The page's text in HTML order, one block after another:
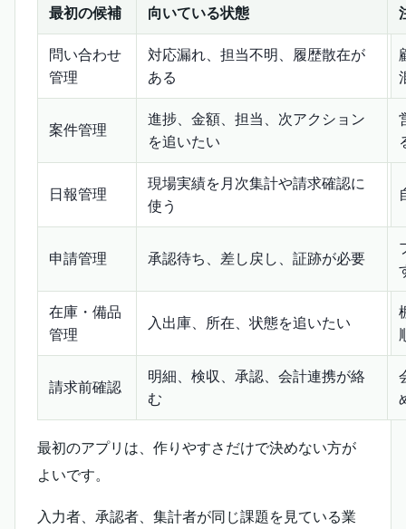
最初の候補 向いている状態
問い合わせ
管理
対応漏れ、担当不明、履歴散在が
ある
案件管理
進捗、金額、担当、次アクション
を追いたい
日報管理
現場実績を月次集計や請求確認に
使う
申請管理 承認待ち、差し戻し、証跡が必要
在庫・備品
管理
入出庫、所在、状態を追いたい
請求前確認
明細、検収、承認、会計連携が絡
む
最初のアプリは、作りやすさだけで決めない方が
よいです。
入力者、承認者、集計者が同じ課題を見ている業